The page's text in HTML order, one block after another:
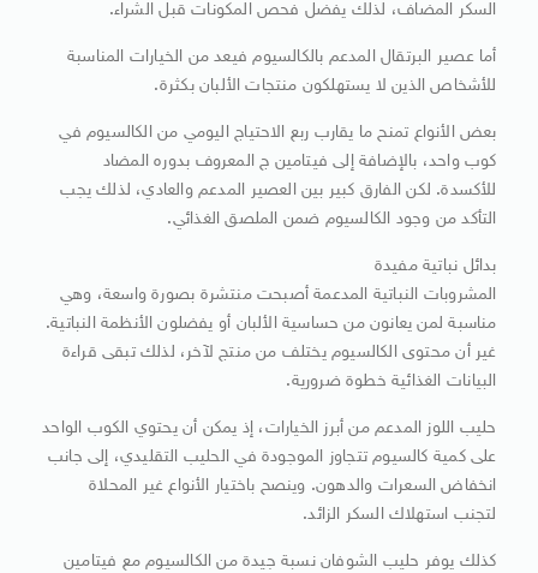
السكر المضاف، لذلك يفضل فحص المكونات قبل الشراء.
أما عصير البرتقال المدعم بالكالسيوم فيعد من الخيارات المناسبة
للأشخاص الذين لا يستهلكون منتجات الألبان بكثرة.
بعض الأنواع تمنح ما يقارب ربع الاحتياج اليومي من الكالسيوم في
كوب واحد، بالإضافة إلى فيتامين ج المعروف بدوره المضاد
للأكسدة. لكن الفارق كبير بين العصير المدعم والعادي، لذلك يجب
التأكد من وجود الكالسيوم ضمن الملصق الغذائي.
بدائل نباتية مفيدة
المشروبات النباتية المدعمة أصبحت منتشرة بصورة واسعة، وهي
مناسبة لمن يعانون من حساسية الألبان أو يفضلون الأنظمة النباتية.
غير أن محتوى الكالسيوم يختلف من منتج لآخر، لذلك تبقى قراءة
البيانات الغذائية خطوة ضرورية.
حليب اللوز المدعم من أبرز الخيارات، إذ يمكن أن يحتوي الكوب الواحد
على كمية كالسيوم تتجاوز الموجودة في الحليب التقليدي، إلى جانب
انخفاض السعرات والدهون. وينصح باختيار الأنواع غير المحلاة
لتجنب استهلاك السكر الزائد.
كذلك يوفر حليب الشوفان نسبة جيدة من الكالسيوم مع فيتامين